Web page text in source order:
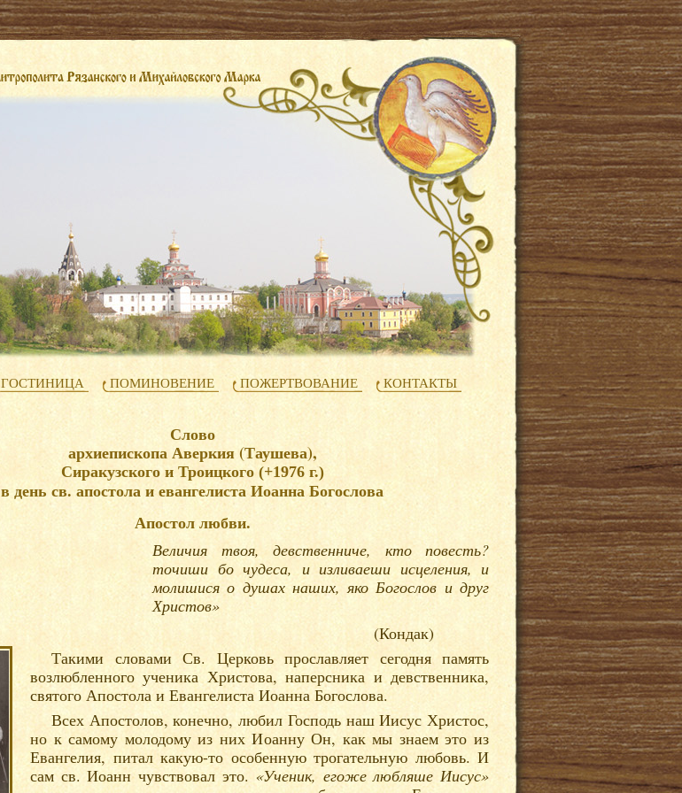
ГОСТИНИЦА ПОМИНОВЕНИЕ ПОЖЕРТВОВАНИЕ КОНТАКТЫ
Слово
архиепископа Аверкия (Таушева),
Сиракузского и Троицкого (+1976 г.)
в день св. апостола и евангелиста Иоанна Богослова
Апостол любви.
Величия твоя, девственниче, кто повесть?
точиши бо чудеса, и изливаеши исцеления, и
молишися о душах наших, яко Богослов и друг
Христов»
(Кондак)
Такими словами Св. Церковь прославляет сегодня память
возлюбленного ученика Христова, наперсника и девственника,
святого Апостола и Евангелиста Иоанна Богослова.
Всех Апостолов, конечно, любил Господь наш Иисус Христос,
но к самому молодому из них Иоанну Он, как мы знаем это из
Евангелия, питал какую-то особенную трогательную любовь. И
сам св. Иоанн чувствовал это. «Ученик, егоже любляше Иисус»